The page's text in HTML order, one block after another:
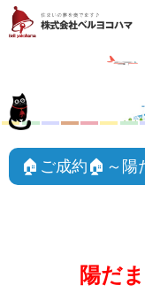
🏠ご成約🏠～
陽だ